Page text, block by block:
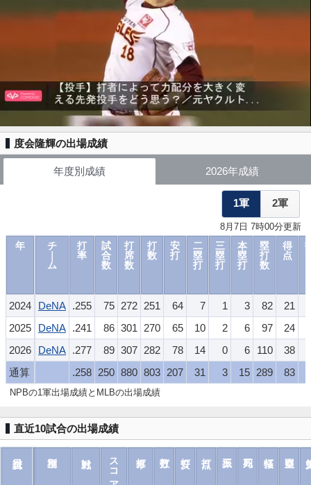
度会隆輝の出場成績
年度別成績 2026年成績
1軍 2軍
8月7日 7時00分更新
年
2024
2025
2026
通算
チ
ム
打
率
試
合
数
打
席
数
打
数
安
打
二
塁
打
三
塁
打
本
塁
打
塁
打
数
得
点
DeNA .255 75 272 251 64 7 1 3 82 21
DeNA .241 86 301 270 65 10 2 6 97 24
DeNA .277 89 307 282 78 14 0 6 110 38
.258 250 880 803 207 31 3 15 289 83
NPBの1軍出場成績とMLBの出場成績
直近10試合の出場成績
スコア